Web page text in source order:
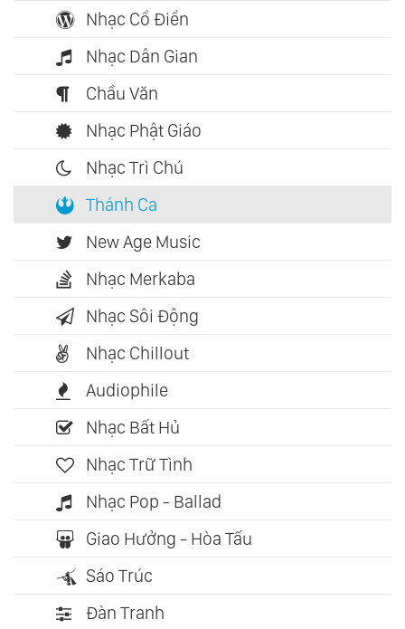
Nhạc Cổ Điển
Nhạc Dân Gian
Chầu Văn
Nhạc Phật Giáo
Nhạc Trì Chú
Thánh Ca
New Age Music
Nhạc Merkaba
Nhạc Sôi Động
Nhạc Chillout
Audiophile
Nhạc Bất Hủ
Nhạc Trữ Tình
Nhạc Pop - Ballad
Giao Hưởng - Hòa Tấu
Sáo Trúc
Đàn Tranh